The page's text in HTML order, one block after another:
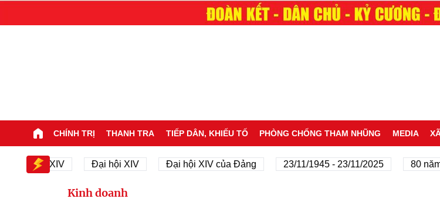
CHÍNH TRỊ THANH TRA TIẾP DÂN, KHIẾU TỐ PHÒNG CHỐNG THAM NHŨNG MEDIA
hội XIV Đại hội XIV Đại hội XIV của Đảng 23/11/1945 - 23/11/2025 80 năm
Kinh doanh